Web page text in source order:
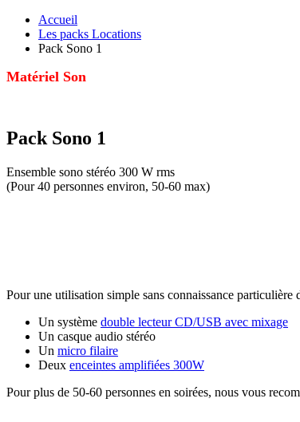
Accueil
Les packs Locations
Pack Sono 1
Matériel Son
Pack Sono 1
Ensemble sono stéréo 300 W rms
(Pour 40 personnes environ, 50-60 max)
Pour une utilisation simple sans connaissance particulière
Un système double lecteur CD/USB avec mixage
Un casque audio stéréo
Un micro filaire
Deux enceintes amplifiées 300W
Pour plus de 50-60 personnes en soirées, nous vous